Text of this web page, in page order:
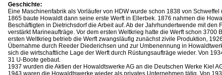
Geschichte:
Eine Maschinenfabrik als Vorläufer von HDW wurde schon 1838 von
1865 baute Howaldt dann seine erste Werft in Ellerbek. 1876 nahmen die
Beschäftigten in Dietrichsdorf die Arbeit auf. Ab der Jahrhundertwende mit den
verstärkt Marineaufträge. Vor dem ersten Weltkrieg hatte die Werft schon 3700
ersten Weltkrieg betrieb die Werft zwangsläufig zunächst zivile Produktion,
Übernahme durch Reeder Diederichsen und zur Umbenennung in
sich die wirtschaftliche Lage der Werft durch Rüstungsaufträge wieder. Von
31 U-Boote gebaut.
1937 wurden die Aktien der Howaldtswerke AG an die Deutschen Werke Kiel
1943 waren die Howaldtswerke wieder als privates Unternehmen tätig. Von